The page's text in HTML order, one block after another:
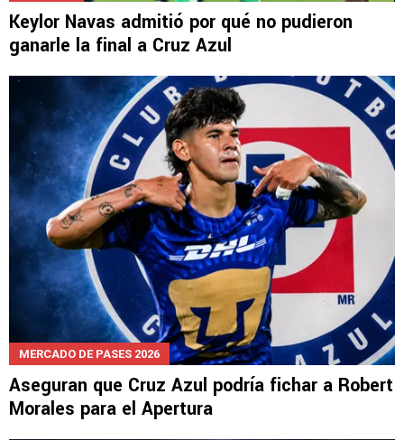
Keylor Navas admitió por qué no pudieron
ganarle la final a Cruz Azul